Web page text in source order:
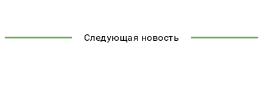
Следующая новость